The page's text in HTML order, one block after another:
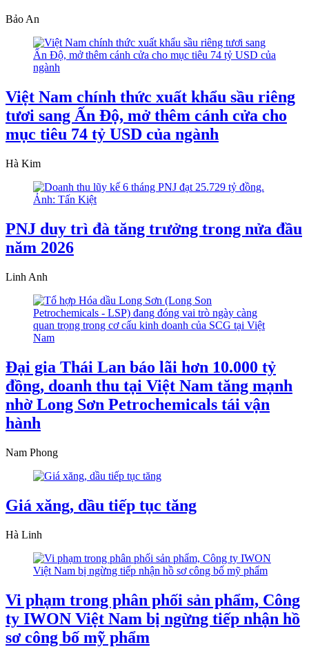
Bảo An
Việt Nam chính thức xuất khẩu sầu riêng
tươi sang Ấn Độ, mở thêm cánh cửa cho
mục tiêu 74 tỷ USD của ngành
Hà Kim
PNJ duy trì đà tăng trưởng trong nửa đầu
năm 2026
Linh Anh
Đại gia Thái Lan báo lãi hơn 10.000 tỷ
đồng, doanh thu tại Việt Nam tăng mạnh
nhờ Long Sơn Petrochemicals tái vận
hành
Nam Phong
Giá xăng, dầu tiếp tục tăng
Hà Linh
Vi phạm trong phân phối sản phẩm, Công
ty IWON Việt Nam bị ngừng tiếp nhận hồ
sơ công bố mỹ phẩm